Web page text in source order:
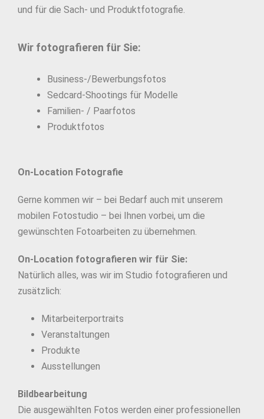
und für die Sach- und Produktfotografie.
Wir fotografieren für Sie:
Business-/Bewerbungsfotos
Sedcard-Shootings für Modelle
Familien- / Paarfotos
Produktfotos
On-Location Fotografie
Gerne kommen wir – bei Bedarf auch mit unserem
mobilen Fotostudio – bei Ihnen vorbei, um die
gewünschten Fotoarbeiten zu übernehmen.
On-Location fotografieren wir für Sie:
Natürlich alles, was wir im Studio fotografieren und
zusätzlich:
Mitarbeiterportraits
Veranstaltungen
Produkte
Ausstellungen
Bildbearbeitung
Die ausgewählten Fotos werden einer professionellen